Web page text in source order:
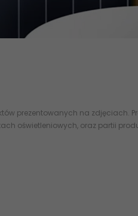
prezentowanych na
oświetleniowych, oraz partii